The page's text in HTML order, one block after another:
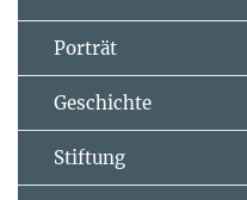
Porträt
Geschichte
Stiftung